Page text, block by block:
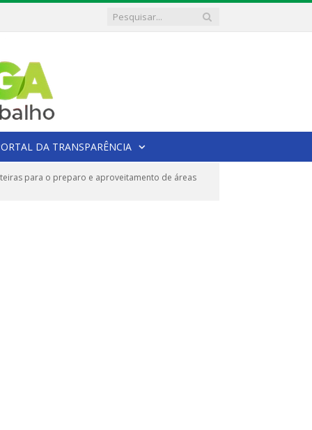
DA TRANSPARÊNCIA
para o preparo e aproveitamento de áreas